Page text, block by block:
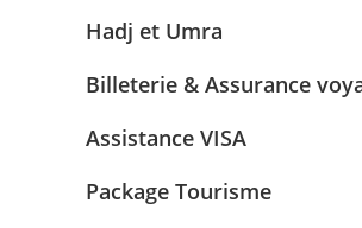
Hadj et Umra
Billeterie & Assurance
Assistance VISA
Package Tourisme